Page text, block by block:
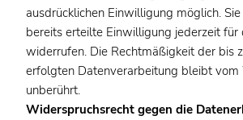
ausdrücklichen Einwilligung möglich.
bereits erteilte Einwilligung jederzeit für
widerrufen. Die Rechtmäßigkeit der bis
erfolgten Datenverarbeitung bleibt
unberührt.
Widerspruchsrecht gegen die